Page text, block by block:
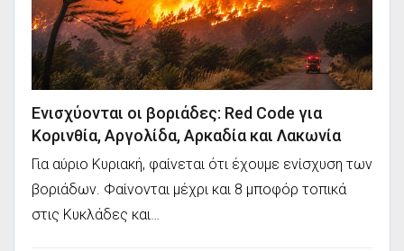
Ενισχύονται οι βοριάδες: Red Code για
Κορινθία, Αργολίδα, Αρκαδία και Λακωνία
Για αύριο Κυριακή, φαίνεται ότι έχουμε ενίσχυση των
βοριάδων. Φαίνονται μέχρι και 8 μποφόρ τοπικά
στις Κυκλάδες και…